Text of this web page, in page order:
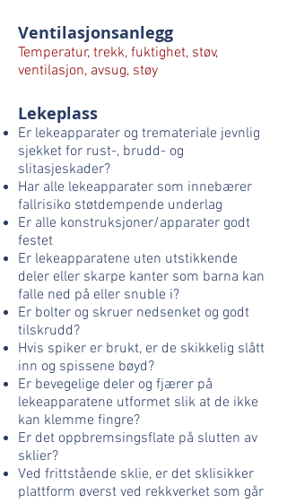
Ventilasjonsanlegg
Temperatur, trekk, fuktighet, støv,
ventilasjon, avsug, støy
Lekeplass
Er lekeapparater og tremateriale jevnlig
sjekket for rust-, brudd- og
slitasjeskader?
Har alle lekeapparater som innebærer
fallrisiko støtdempende underlag
Er alle konstruksjoner/apparater godt
festet
Er lekeapparatene uten utstikkende
deler eller skarpe kanter som barna kan
falle ned på eller snuble i?
Er bolter og skruer nedsenket og godt
tilskrudd?
Hvis spiker er brukt, er de skikkelig slått
inn og spissene bøyd?
Er bevegelige deler og fjærer på
lekeapparatene utformet slik at de ikke
kan klemme fingre?
Er det oppbremsingsflate på slutten av
sklier?
Ved frittstående sklie, er det sklisikker
plattform øverst ved rekkverket som går